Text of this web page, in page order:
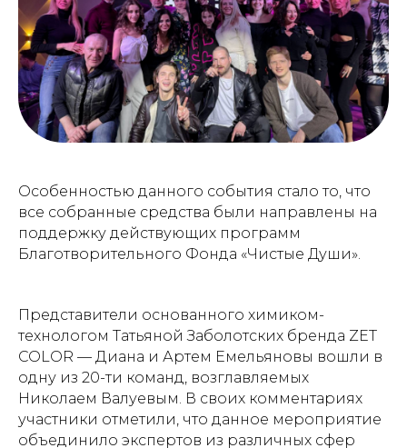
Особенностью данного события стало то, что
все собранные средства были направлены на
поддержку действующих программ
Благотворительного Фонда «Чистые Души».
Представители основанного химиком-
технологом Татьяной Заболотских бренда ZET
COLOR — Диана и Артем Емельяновы вошли в
одну из 20-ти команд, возглавляемых
Николаем Валуевым. В своих комментариях
участники отметили, что данное мероприятие
объединило экспертов из различных сфер